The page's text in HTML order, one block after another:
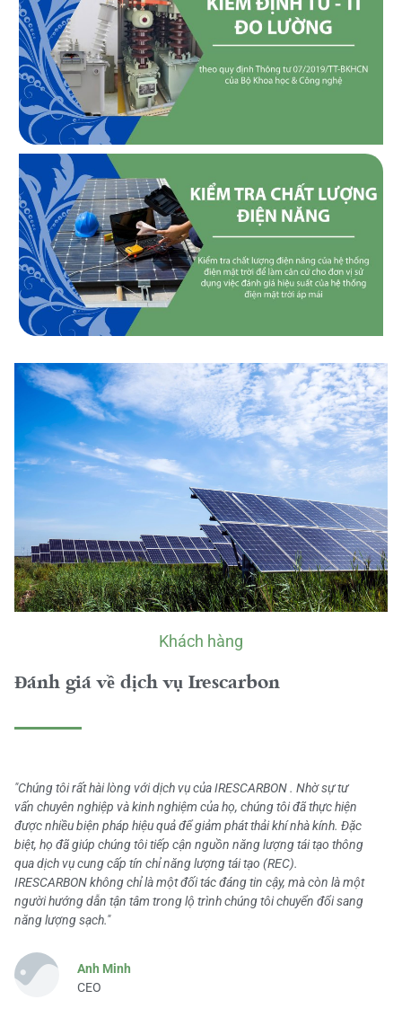
Khách hàng
Đánh giá về dịch vụ Irescarbon
"Chúng tôi rất hài lòng với dịch vụ của IRESCARBON . Nhờ sự tư
vấn chuyên nghiệp và kinh nghiệm của họ, chúng tôi đã thực hiện
được nhiều biện pháp hiệu quả để giảm phát thải khí nhà kính. Đặc
biệt, họ đã giúp chúng tôi tiếp cận nguồn năng lượng tái tạo thông
qua dịch vụ cung cấp tín chỉ năng lượng tái tạo (REC).
IRESCARBON không chỉ là một đối tác đáng tin cậy, mà còn là một
người hướng dẫn tận tâm trong lộ trình chúng tôi chuyển đổi sang
năng lượng sạch."
Anh Minh
CEO